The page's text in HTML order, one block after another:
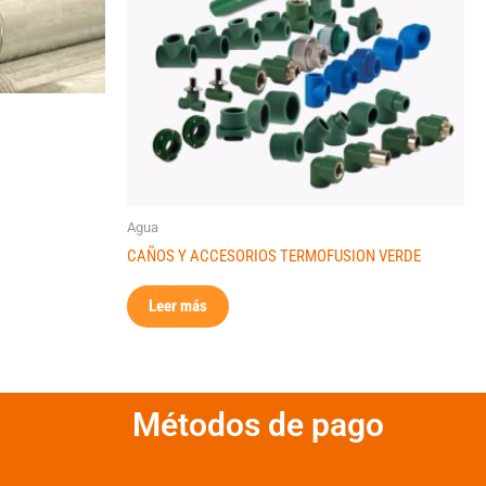
Agua
CAÑOS Y ACCESORIOS TERMOFUSION VERDE
Leer más
Métodos de pago